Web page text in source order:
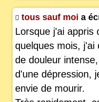
tous sauf moi a
Lorsque j'ai appris
quelques mois, j'ai
de douleur
d'une dépression,
envie de mourir.